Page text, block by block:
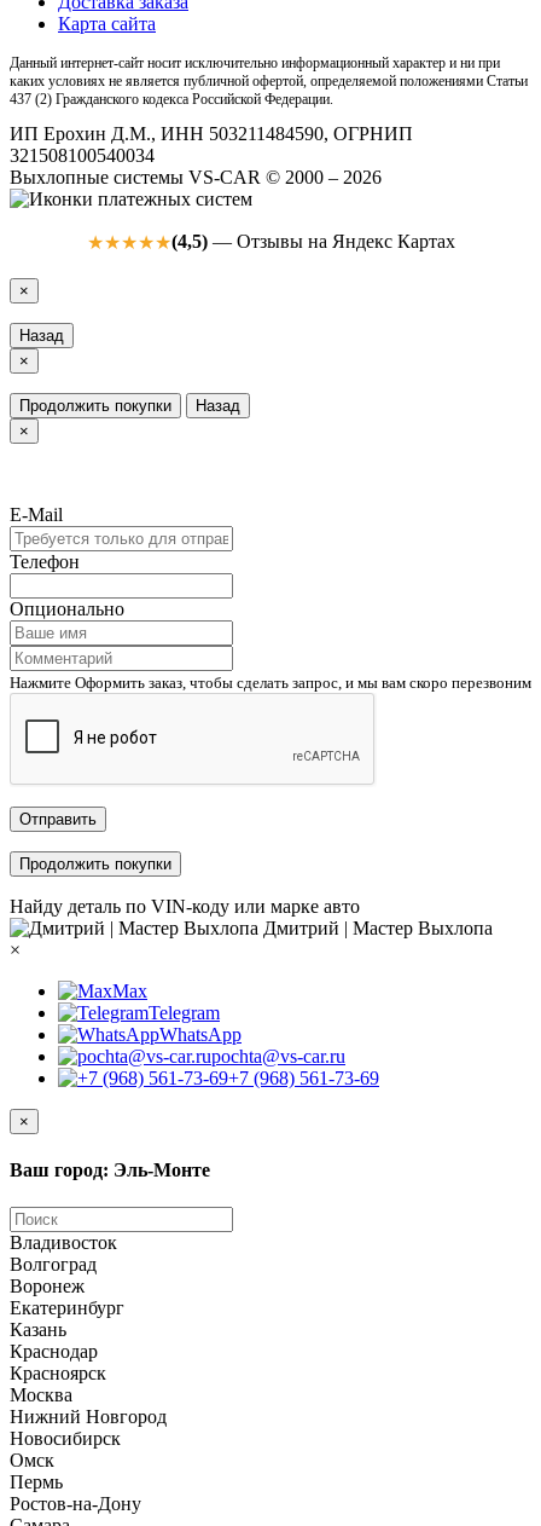
Карта сайта
Данный интернет-сайт носит исключительно информационный характер и ни при
каких условиях не является публичной офертой, определяемой положениями Статьи
437 (2) Гражданского кодекса Российской Федерации.
ИП Ерохин Д.М., ИНН 503211484590, ОГРНИП
321508100540034
Выхлопные системы VS-CAR © 2000 – 2026
★★★★★(4,5)— Отзывы на Яндекс Картах
×
Назад
×
Продолжить покупки
Назад
×
E-Mail
Телефон
Опционально
Нажмите Оформить заказ, чтобы сделать запрос, и мы вам скоро перезвоним
Отправить
Продолжить покупки
Найду деталь по VIN-коду или марке авто
Дмитрий | Мастер Выхлопа
×
Max
Telegram
WhatsApp
pochta@vs-car.ru
+7 (968) 561-73-69
×
Ваш город: Эль-Монте
Владивосток
Волгоград
Воронеж
Екатеринбург
Казань
Краснодар
Красноярск
Москва
Нижний Новгород
Новосибирск
Омск
Пермь
Ростов-на-Дону